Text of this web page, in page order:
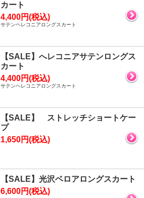
カート
4,400円(税込)
サテンヘレコニアロングスカート
【SALE】へレコニアサテンロングス
カート
4,400円(税込)
サテンヘレコニアロングスカート
【SALE】 ストレッチショートケー
プ
1,650円(税込)
【SALE】光沢ベロアロングスカート
6,600円(税込)